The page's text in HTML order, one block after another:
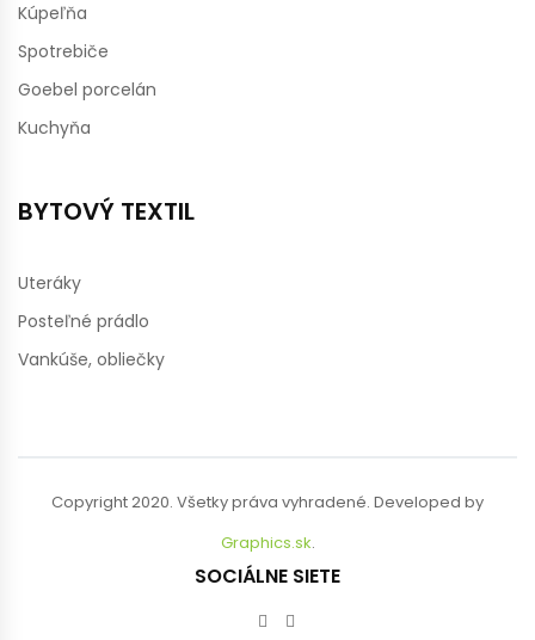
Kúpeľňa
Spotrebiče
Goebel porcelán
Kuchyňa
BYTOVÝ TEXTIL
Uteráky
Posteľné prádlo
Vankúše, obliečky
Copyright 2020. Všetky práva vyhradené. Developed by
Graphics.sk.
SOCIÁLNE SIETE